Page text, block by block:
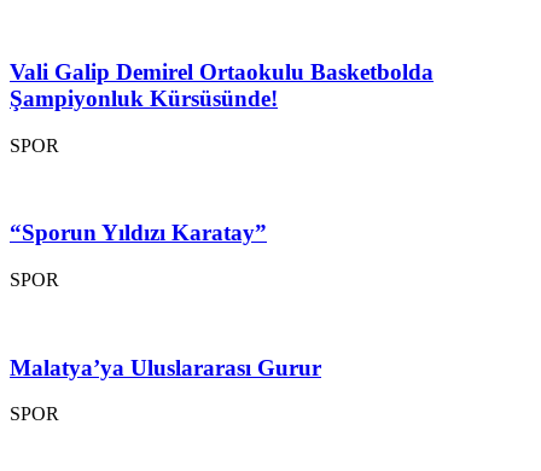
Vali Galip Demirel Ortaokulu Basketbolda
Şampiyonluk Kürsüsünde!
SPOR
“Sporun Yıldızı Karatay”
SPOR
Malatya’ya Uluslararası Gurur
SPOR